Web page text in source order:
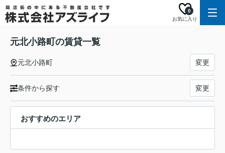
お気に入り
0
元北小路町の賃貸一覧
元北小路町 変更
条件から探す 変更
おすすめのエリア